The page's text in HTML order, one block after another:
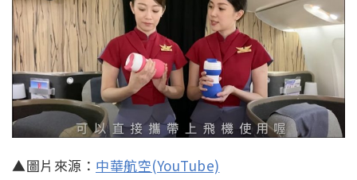
▲圖片來源： 中華航空(YouTube)